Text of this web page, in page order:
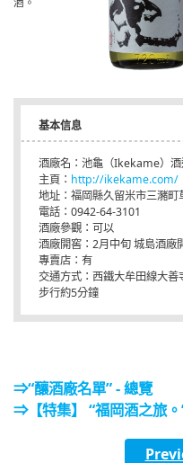
基本信息
酒廠名：池龜（Ikekame）
主頁： http://ikekame.com/
地址：福岡縣久留米市三瀦町
電話：0942-64-3101
酒廠參觀：可以
酒廠開窖：2月中旬 城島酒廠
專賣店：有
交通方式：西鐵大牟田線大
步行約5分鐘
⇒“釀酒廠名單” - 總覽
⇒【特集】 “福岡酒之旅。